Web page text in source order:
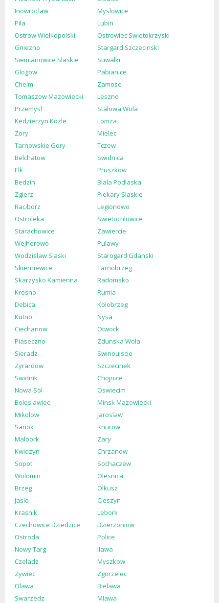
Inowroclaw
Myslowice
Pila
Lubin
Ostrow Wielkopolski
Ostrowiec Swietokrzyski
Gniezno
Stargard Szczecinski
Siemianowice Slaskie
Suwalki
Glogow
Pabianice
Chelm
Zamosc
Tomaszow Mazowiecki
Leszno
Przemysl
Stalowa Wola
Kedzierzyn Kozle
Lomza
Zory
Mielec
Tarnowskie Gory
Tczew
Belchatow
Swidnica
Elk
Pruszkow
Bedzin
Biala Podlaska
Zgierz
Piekary Slaskie
Raciborz
Legionowo
Ostroleka
Swietochlowice
Starachowice
Zawiercie
Wejherowo
Pulawy
Wodzislaw Slaski
Starogard Gdanski
Skierniewice
Tarnobrzeg
Skarzysko Kamienna
Radomsko
Krosno
Rumia
Debica
Kolobrzeg
Kutno
Nysa
Ciechanow
Otwock
Piaseczno
Zdunska Wola
Sieradz
Swinoujscie
Zyrardow
Szczecinek
Swidnik
Chojnice
Nowa Sol
Oswiecim
Boleslawiec
Minsk Mazowiecki
Mikolow
Jaroslaw
Sanok
Knurow
Malbork
Zary
Kwidzyn
Chrzanow
Sopot
Sochaczew
Wolomin
Olesnica
Brzeg
Olkusz
Jaslo
Cieszyn
Krasnik
Lebork
Czechowice Dziedzice
Dzierzoniow
Ostroda
Police
Nowy Targ
Ilawa
Czeladz
Myszkow
Zywiec
Zgorzelec
Olawa
Bielawa
Swarzedz
Mlawa